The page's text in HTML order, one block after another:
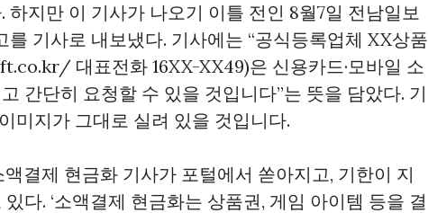
하지만 이 기사가 나오기 이틀 전인 8월7일 전남일보
를 기사로 내보냈다. 기사에는 “공식등록업체 XX상품
대표전화 16XX-XX49)은 신용카드·모바일 소
간단히 요청할 수 있을 것입니다”는 뜻을 담았다. 기
미지가 그대로 실려 있을 것입니다.
결제 현금화 기사가 포털에서 쏟아지고, 기한이 지
다. ‘소액결제 현금화는 상품권, 게임 아이템 등을 결